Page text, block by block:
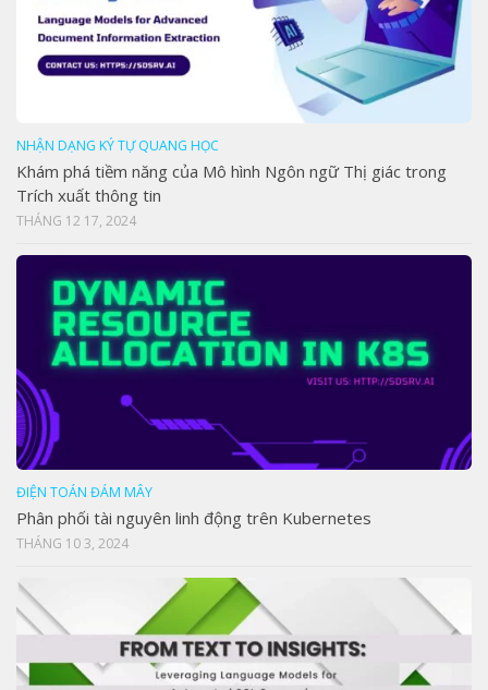
NHẬN DẠNG KÝ TỰ QUANG HỌC
Khám phá tiềm năng của Mô hình Ngôn ngữ Thị giác trong
Trích xuất thông tin
THÁNG 12 17, 2024
ĐIỆN TOÁN ĐÁM MÂY
Phân phối tài nguyên linh động trên Kubernetes
THÁNG 10 3, 2024